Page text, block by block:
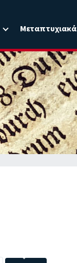
Μεταπτυχιακά